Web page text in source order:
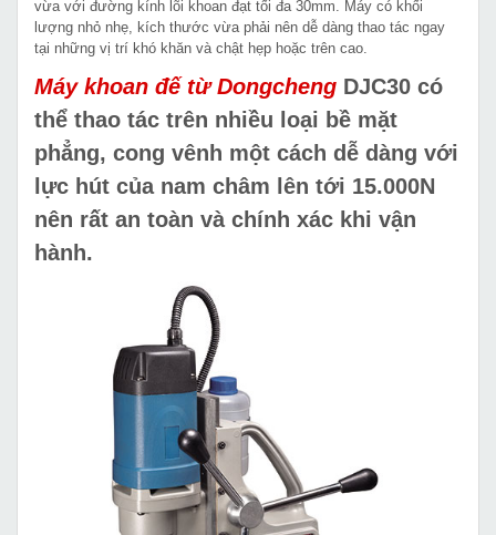
vừa với đường kính lõi khoan đạt tối đa 30mm. Máy có khối
lượng nhỏ nhẹ, kích thước vừa phải nên dễ dàng thao tác ngay
tại những vị trí khó khăn và chật hẹp hoặc trên cao.
Máy khoan đế từ Dongcheng DJC30 có
thể thao tác trên nhiều loại bề mặt
phẳng, cong vênh một cách dễ dàng với
lực hút của nam châm lên tới 15.000N
nên rất an toàn và chính xác khi vận
hành.